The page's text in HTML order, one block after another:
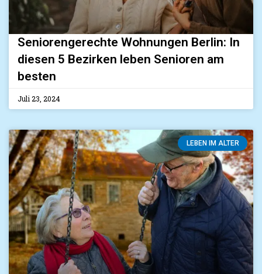
Seniorengerechte Wohnungen Berlin: In
diesen 5 Bezirken leben Senioren am
besten
Juli 23, 2024
LEBEN IM ALTER